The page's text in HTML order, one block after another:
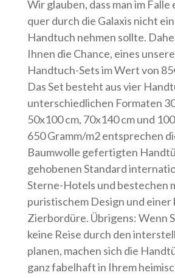
Wir glauben, dass man im Falle
quer durch die Galaxis nicht
Handtuch nehmen sollte.
Ihnen die Chance, eines
Handtuch-Sets im Wert von
Das Set besteht aus vier
unterschiedlichen Formaten
50x100 cm, 70x140 cm und
650 Gramm/m2 entsprechen
Baumwolle gefertigten
gehobenen Standard
Sterne-Hotels und bestechen
puristischem Design und einer
Zierbordüre. Übrigens: Wenn
keine Reise durch den
planen, machen sich die
ganz fabelhaft in Ihrem